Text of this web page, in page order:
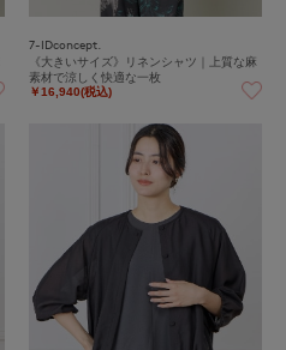
7-IDconcept.
《大きいサイズ》リネンシャツ｜上質な麻
素材で涼しく快適な一枚
￥16,940(税込)